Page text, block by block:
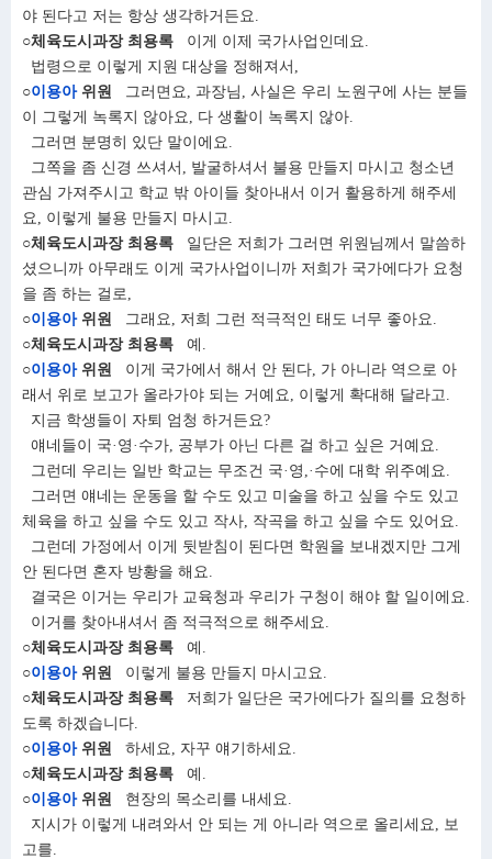
야 된다고 저는 항상 생각하거든요.
○체육도시과장 최용록 이게 이제 국가사업인데요.
법령으로 이렇게 지원 대상을 정해져서,
○이용아위원
그러면요, 과장님, 사실은 우리 노원구에 사는 분들
이 그렇게 녹록지 않아요, 다 생활이 녹록지 않아.
그러면 분명히 있단 말이에요.
그쪽을 좀 신경 쓰셔서, 발굴하셔서 불용 만들지 마시고 청소년
관심 가져주시고 학교 밖 아이들 찾아내서 이거 활용하게 해주세
요, 이렇게 불용 만들지 마시고.
○체육도시과장 최용록 일단은 저희가 그러면 위원님께서 말씀하
셨으니까 아무래도 이게 국가사업이니까 저희가 국가에다가 요청
을 좀 하는 걸로,
○이용아위원
그래요, 저희 그런 적극적인 태도 너무 좋아요.
○체육도시과장 최용록 예.
○이용아위원
이게 국가에서 해서 안 된다, 가 아니라 역으로 아
래서 위로 보고가 올라가야 되는 거예요, 이렇게 확대해 달라고.
지금 학생들이 자퇴 엄청 하거든요?
얘네들이 국·영·수가, 공부가 아닌 다른 걸 하고 싶은 거예요.
그런데 우리는 일반 학교는 무조건 국·영,·수에 대학 위주예요.
그러면 얘네는 운동을 할 수도 있고 미술을 하고 싶을 수도 있고
체육을 하고 싶을 수도 있고 작사, 작곡을 하고 싶을 수도 있어요.
그런데 가정에서 이게 뒷받침이 된다면 학원을 보내겠지만 그게
안 된다면 혼자 방황을 해요.
결국은 이거는 우리가 교육청과 우리가 구청이 해야 할 일이에요.
이거를 찾아내셔서 좀 적극적으로 해주세요.
○체육도시과장 최용록 예.
○이용아위원
이렇게 불용 만들지 마시고요.
○체육도시과장 최용록 저희가 일단은 국가에다가 질의를 요청하
도록 하겠습니다.
○이용아위원
하세요, 자꾸 얘기하세요.
○체육도시과장 최용록 예.
○이용아위원
현장의 목소리를 내세요.
지시가 이렇게 내려와서 안 되는 게 아니라 역으로 올리세요, 보
고를.